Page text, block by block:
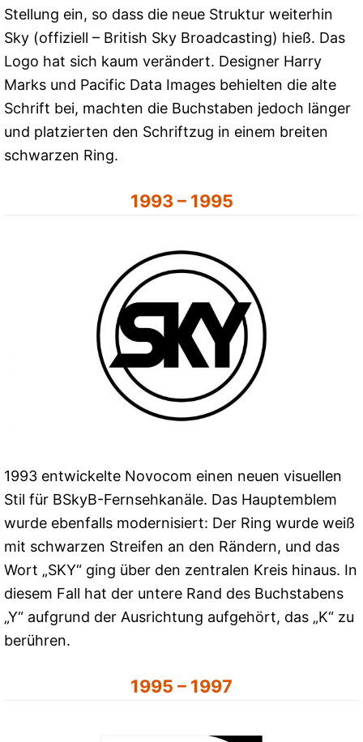
Stellung ein, so dass die neue Struktur weiterhin
Sky (offiziell – British Sky Broadcasting) hieß. Das
Logo hat sich kaum verändert. Designer Harry
Marks und Pacific Data Images behielten die alte
Schrift bei, machten die Buchstaben jedoch länger
und platzierten den Schriftzug in einem breiten
schwarzen Ring.
1993 – 1995
1993 entwickelte Novocom einen neuen visuellen
Stil für BSkyB-Fernsehkanäle. Das Hauptemblem
wurde ebenfalls modernisiert: Der Ring wurde weiß
mit schwarzen Streifen an den Rändern, und das
Wort „SKY“ ging über den zentralen Kreis hinaus. In
diesem Fall hat der untere Rand des Buchstabens
„Y“ aufgrund der Ausrichtung aufgehört, das „K“ zu
berühren.
1995 – 1997